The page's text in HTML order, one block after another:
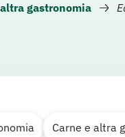
gastronomia
Carne e altra